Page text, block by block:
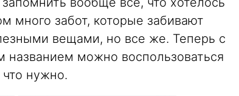
много забот, которые забивают
вещами, но все же. Теперь с
можно воспользоваться
нужно.